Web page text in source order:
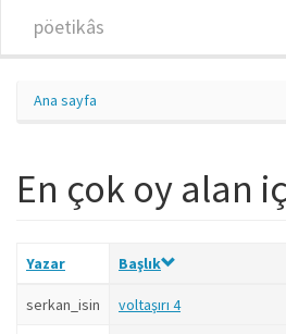
pöetikâs
Ana sayfa
En çok oy alan
Yazar Başlık
serkan_isin voltaşırı 4